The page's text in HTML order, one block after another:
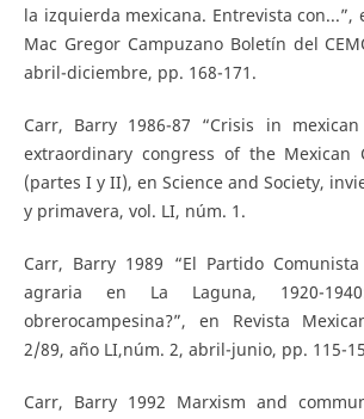
la izquierda mexicana. Entrevista con...”,
Mac Gregor Campuzano Boletín del
abril-diciembre, pp. 168-171.
Carr, Barry 1986-87 “Crisis in
extraordinary congress of the Mexican
(partes I y II), en Science and Society,
y primavera, vol. LI, núm. 1.
Carr, Barry 1989 “El Partido
agraria en La Laguna, 1920-
obrerocampesina?”, en Revista
2/89, año LI,núm. 2, abril-junio, pp. 115-
Carr, Barry 1992 Marxism and